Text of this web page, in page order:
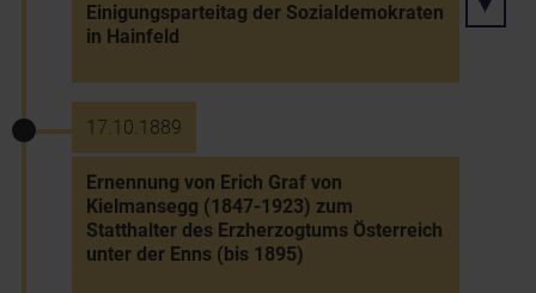
Einigungsparteitag der Sozialdemokraten
in Hainfeld
17.10.1889
Ernennung von Erich Graf von
Kielmansegg (1847-1923) zum
Statthalter des Erzherzogtums Österreich
unter der Enns (bis 1895)